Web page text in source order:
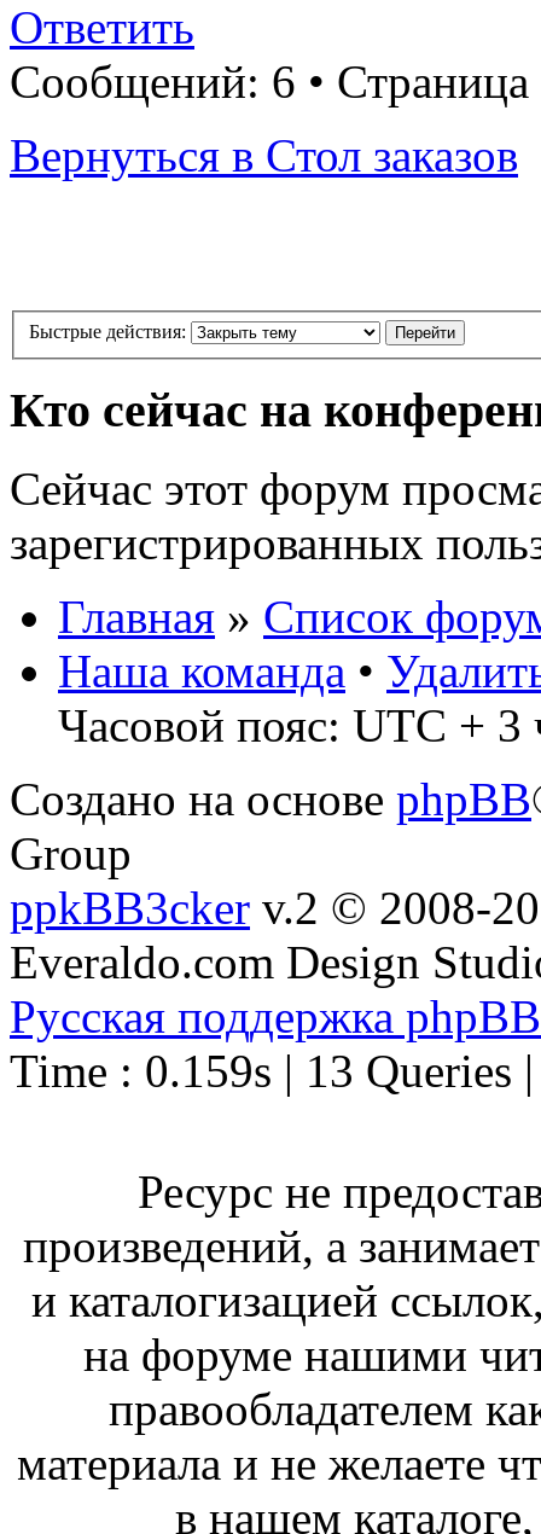
Ответить
Сообщений: 6 • Страница
Вернуться в Стол заказов
Быстрые действия:
Кто сейчас на
Сейчас этот форум
зарегистрированных
Главная » Список
Наша команда •
Часовой пояс: UTC + 3
Создано на основе phpBB
Group
ppkBB3cker v.2 © 2008-
Everaldo.com Design
Русская поддержка phpBB
Time : 0.159s | 13 Queries
Ресурс не
произведений, а
и каталогизацией
на форуме нашими
правообладателем
материала и не желаете
в нашем